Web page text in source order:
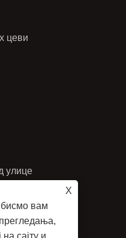
X
вам
сајту и
цеви
улице
Кина